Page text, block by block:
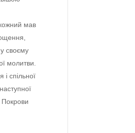
мав
своєму
молитви.
спільної
Покрови